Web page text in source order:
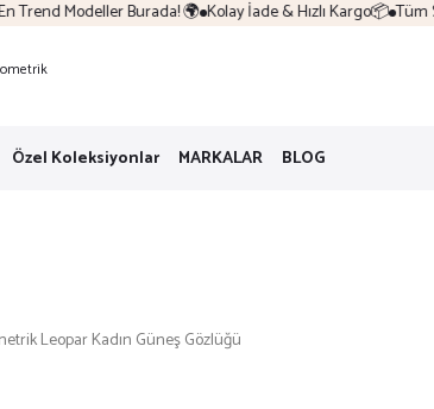
Trend Modeller Burada! 🌍 Kolay İade & Hızlı Kargo📦 Tüm
Özel Koleksiyonlar MARKALAR BLOG
Leopar Kadın Güneş Gözlüğü